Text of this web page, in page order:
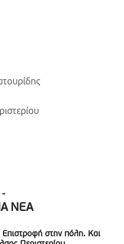
ΝΕΑ
Επιστροφή στην πόλη. Και